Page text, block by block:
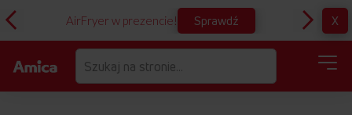
AirFryer w prezencie! Sprawdź X